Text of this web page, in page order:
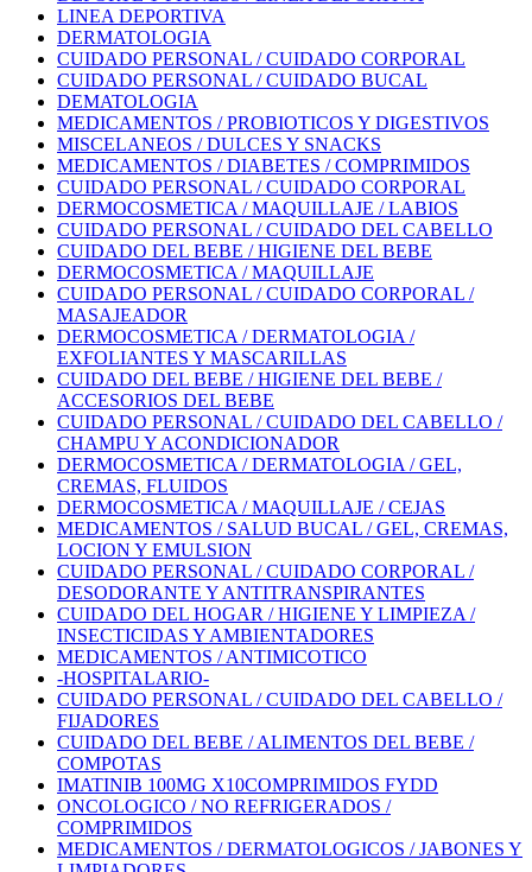
LINEA DEPORTIVA
DERMATOLOGIA
CUIDADO PERSONAL / CUIDADO CORPORAL
CUIDADO PERSONAL / CUIDADO BUCAL
DEMATOLOGIA
MEDICAMENTOS / PROBIOTICOS Y DIGESTIVOS
MISCELANEOS / DULCES Y SNACKS
MEDICAMENTOS / DIABETES / COMPRIMIDOS
CUIDADO PERSONAL / CUIDADO CORPORAL
DERMOCOSMETICA / MAQUILLAJE / LABIOS
CUIDADO PERSONAL / CUIDADO DEL CABELLO
CUIDADO DEL BEBE / HIGIENE DEL BEBE
DERMOCOSMETICA / MAQUILLAJE
CUIDADO PERSONAL / CUIDADO CORPORAL /
MASAJEADOR
DERMOCOSMETICA / DERMATOLOGIA /
EXFOLIANTES Y MASCARILLAS
CUIDADO DEL BEBE / HIGIENE DEL BEBE /
ACCESORIOS DEL BEBE
CUIDADO PERSONAL / CUIDADO DEL CABELLO /
CHAMPU Y ACONDICIONADOR
DERMOCOSMETICA / DERMATOLOGIA / GEL,
CREMAS, FLUIDOS
DERMOCOSMETICA / MAQUILLAJE / CEJAS
MEDICAMENTOS / SALUD BUCAL / GEL, CREMAS,
LOCION Y EMULSION
CUIDADO PERSONAL / CUIDADO CORPORAL /
DESODORANTE Y ANTITRANSPIRANTES
CUIDADO DEL HOGAR / HIGIENE Y LIMPIEZA /
INSECTICIDAS Y AMBIENTADORES
MEDICAMENTOS / ANTIMICOTICO
-HOSPITALARIO-
CUIDADO PERSONAL / CUIDADO DEL CABELLO /
FIJADORES
CUIDADO DEL BEBE / ALIMENTOS DEL BEBE /
COMPOTAS
IMATINIB 100MG X10COMPRIMIDOS FYDD
ONCOLOGICO / NO REFRIGERADOS /
COMPRIMIDOS
MEDICAMENTOS / DERMATOLOGICOS / JABONES Y